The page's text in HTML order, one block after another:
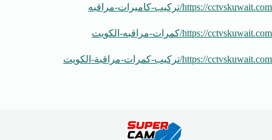
https://cctvskuwait.com/تركيب-كاميرات-مراقبه
https://cctvskuwait.com/كمرات-مراقبه-الكويت
https://cctvskuwait.com/تركيب-كمرات-مراقبة-الكويت